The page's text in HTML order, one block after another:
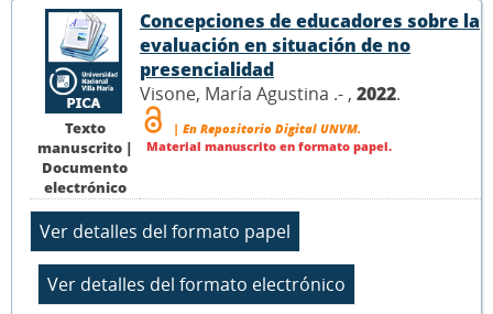
Texto
manuscrito |
Documento
electrónico
Concepciones de educadores sobre la
evaluación en situación de no
presencialidad
Visone, María Agustina .- , 2022.
| En Repositorio Digital UNVM.
Material manuscrito en formato papel.